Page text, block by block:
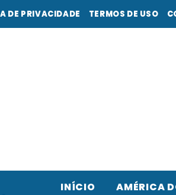
DE PRIVACIDADE TERMOS DE USO
INÍCIO AMÉRICA